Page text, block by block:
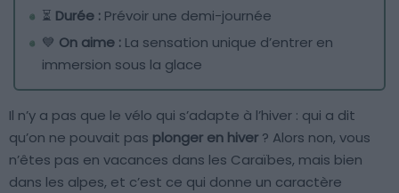
⏳ Durée : Prévoir une demi-journée
💙 On aime : La sensation unique d’entrer en
immersion sous la glace
Il n’y a pas que le vélo qui s’adapte à l’hiver : qui a dit
qu’on ne pouvait pas plonger en hiver ? Alors non, vous
n’êtes pas en vacances dans les Caraïbes, mais bien
dans les alpes, et c’est ce qui donne un caractère